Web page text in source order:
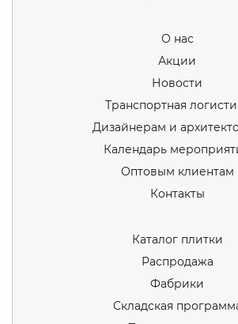
О нас
Акции
Новости
Транспортная
Дизайнерам и
Календарь
Оптовым клиентам
Контакты
Каталог плитки
Распродажа
Фабрики
Складская